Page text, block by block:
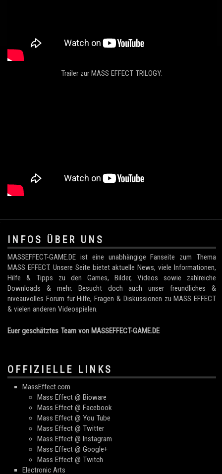
Trailer zur MASS EFFECT TRILOGY:
.
INFOS ÜBER UNS
MASSEFFECT-GAME.DE ist eine unabhängige Fanseite zum Thema
MASS EFFECT. Unsere Seite bietet aktuelle News, viele Informationen,
Hilfe & Tipps zu den Games, Bilder, Videos sowie zahlreiche
Downloads & mehr. Besucht doch auch unser freundliches &
niveauvolles Forum für Hilfe, Fragen & Diskussionen zu MASS EFFECT
& vielen anderen Videospielen.
Euer geschätztes Team von MASSEFFECT-GAME.DE
OFFIZIELLE LINKS
MassEffect.com
Mass Effect @ Bioware
Mass Effect @ Facebook
Mass Effect @ You Tube
Mass Effect @ Twitter
Mass Effect @ Instagram
Mass Effect @ Google+
Mass Effect @ Twitch
Electronic Arts